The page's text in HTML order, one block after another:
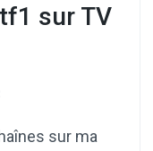
sur TV
sur ma